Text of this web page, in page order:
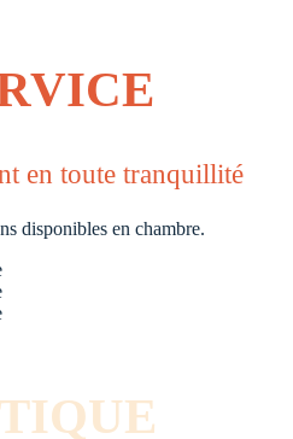
en toute tranquillité
disponibles en chambre.